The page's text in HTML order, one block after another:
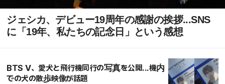
ジェシカ、デビュー19周年の感謝の挨拶...SNS
に「19年、私たちの記念日」という感想
BTS V、愛犬と飛行機同行の写真を公開...機内
での犬の散歩映像が話題